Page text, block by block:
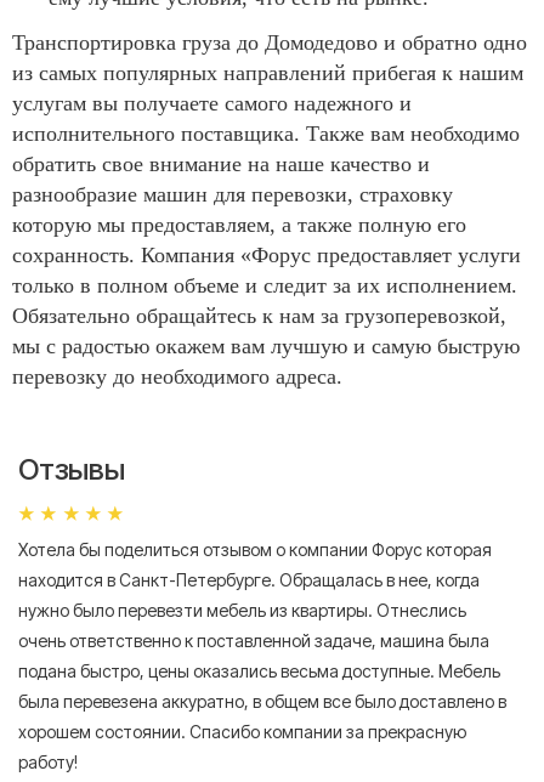
Транспортировка груза до Домодедово и обратно одно
из самых популярных направлений прибегая к нашим
услугам вы получаете самого надежного и
исполнительного поставщика. Также вам необходимо
обратить свое внимание на наше качество и
разнообразие машин для перевозки, страховку
которую мы предоставляем, а также полную его
сохранность. Компания «Форус предоставляет услуги
только в полном объеме и следит за их исполнением.
Обязательно обращайтесь к нам за грузоперевозкой,
мы с радостью окажем вам лучшую и самую быструю
перевозку до необходимого адреса.
Отзывы
Хотела бы поделиться отзывом о компании Форус которая
находится в Санкт-Петербурге. Обращалась в нее, когда
нужно было перевезти мебель из квартиры. Отнеслись
очень ответственно к поставленной задаче, машина была
подана быстро, цены оказались весьма доступные. Мебель
была перевезена аккуратно, в общем все было доставлено в
хорошем состоянии. Спасибо компании за прекрасную
работу!